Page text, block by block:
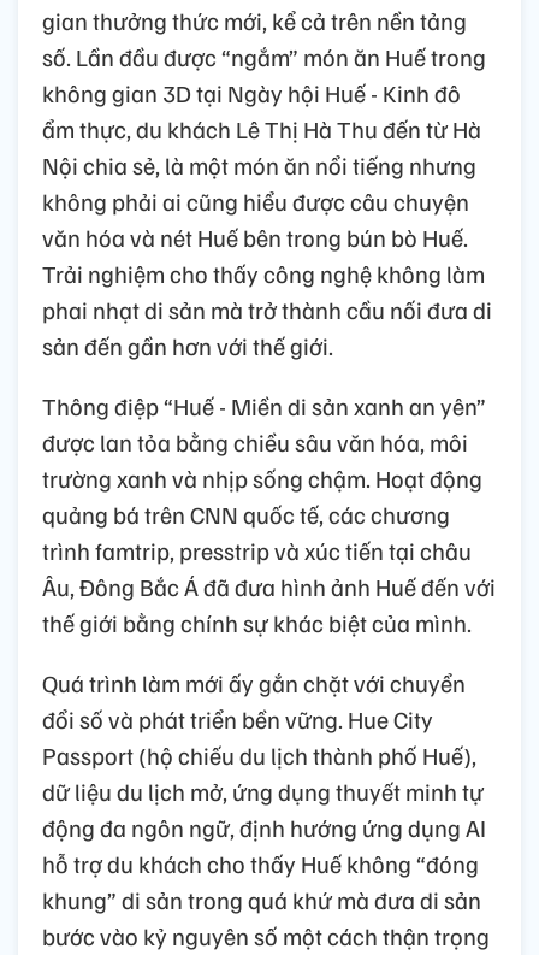
gian thưởng thức mới, kể cả trên nền tảng
số. Lần đầu được “ngắm” món ăn Huế trong
không gian 3D tại Ngày hội Huế - Kinh đô
ẩm thực, du khách Lê Thị Hà Thu đến từ Hà
Nội chia sẻ, là một món ăn nổi tiếng nhưng
không phải ai cũng hiểu được câu chuyện
văn hóa và nét Huế bên trong bún bò Huế.
Trải nghiệm cho thấy công nghệ không làm
phai nhạt di sản mà trở thành cầu nối đưa di
sản đến gần hơn với thế giới.
Thông điệp “Huế - Miền di sản xanh an yên”
được lan tỏa bằng chiều sâu văn hóa, môi
trường xanh và nhịp sống chậm. Hoạt động
quảng bá trên CNN quốc tế, các chương
trình famtrip, presstrip và xúc tiến tại châu
Âu, Đông Bắc Á đã đưa hình ảnh Huế đến với
thế giới bằng chính sự khác biệt của mình.
Quá trình làm mới ấy gắn chặt với chuyển
đổi số và phát triển bền vững. Hue City
Passport (hộ chiếu du lịch thành phố Huế),
dữ liệu du lịch mở, ứng dụng thuyết minh tự
động đa ngôn ngữ, định hướng ứng dụng AI
hỗ trợ du khách cho thấy Huế không “đóng
khung” di sản trong quá khứ mà đưa di sản
bước vào kỷ nguyên số một cách thận trọng